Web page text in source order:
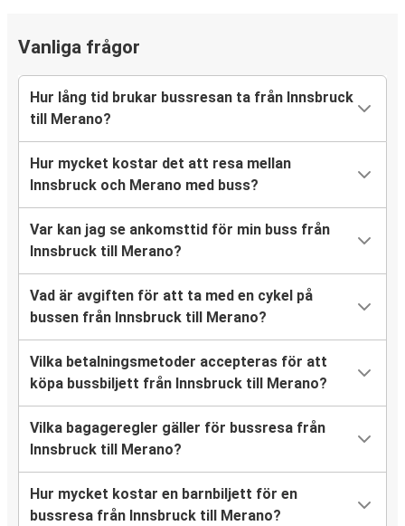
Vanliga frågor
Hur lång tid brukar bussresan ta från Innsbruck
till Merano?
Hur mycket kostar det att resa mellan
Innsbruck och Merano med buss?
Var kan jag se ankomsttid för min buss från
Innsbruck till Merano?
Vad är avgiften för att ta med en cykel på
bussen från Innsbruck till Merano?
Vilka betalningsmetoder accepteras för att
köpa bussbiljett från Innsbruck till Merano?
Vilka bagageregler gäller för bussresa från
Innsbruck till Merano?
Hur mycket kostar en barnbiljett för en
bussresa från Innsbruck till Merano?